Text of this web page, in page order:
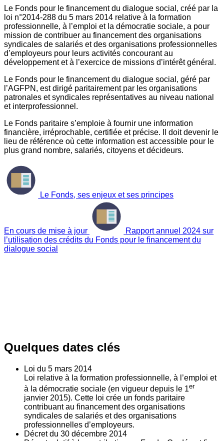
Le Fonds pour le financement du dialogue social, créé par la
loi n°2014-288 du 5 mars 2014 relative à la formation
professionnelle, à l’emploi et la démocratie sociale, a pour
mission de contribuer au financement des organisations
syndicales de salariés et des organisations professionnelles
d’employeurs pour leurs activités concourant au
développement et à l’exercice de missions d’intérêt général.
Le Fonds pour le financement du dialogue social, géré par
l’AGFPN, est dirigé paritairement par les organisations
patronales et syndicales représentatives au niveau national
et interprofessionnel.
Le Fonds paritaire s’emploie à fournir une information
financière, irréprochable, certifiée et précise. Il doit devenir le
lieu de référence où cette information est accessible pour le
plus grand nombre, salariés, citoyens et décideurs.
Le Fonds, ses enjeux et ses principes
En cours de mise à jour
Rapport annuel 2024 sur
l’utilisation des crédits du Fonds pour le financement du
dialogue social
Quelques dates clés
Loi du 5 mars 2014
Loi relative à la formation professionnelle, à l’emploi et
à la démocratie sociale (en vigueur depuis le 1er
janvier 2015). Cette loi crée un fonds paritaire
contribuant au financement des organisations
syndicales de salariés et des organisations
professionnelles d’employeurs.
Décret du 30 décembre 2014